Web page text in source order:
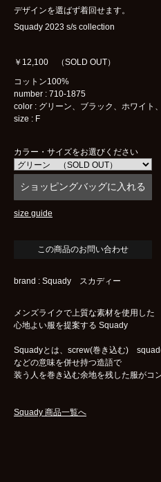
デザインを選ばず着回せます。
Squady 2023 s/s collection
￥12,100 （SOLD OUT）
コットン100%
number : 710-1875
color : グリーン、ブラック、ホワイト
size : F
カラー・サイズをお選びください
size guide
brand : Squady スカディー
メンズライクで上質な素材を使用した
心地よい服を提案する Squady
Squadyとは、screw(巻き込む)
などの意味を併せ持つ造語で
装う人を巻き込む余地を残した服がコ
Squady 商品一覧へ